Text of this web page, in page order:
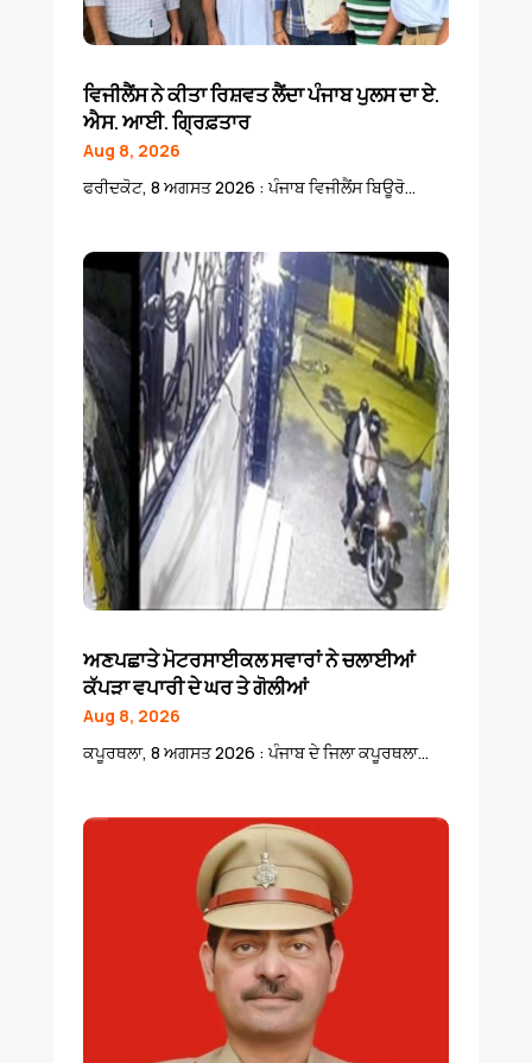
ਵਿਜੀਲੈਂਸ ਨੇ ਕੀਤਾ ਰਿਸ਼ਵਤ ਲੈਂਦਾ ਪੰਜਾਬ ਪੁਲਸ ਦਾ ਏ.
ਐਸ. ਆਈ. ਗ੍ਰਿਫ਼ਤਾਰ
Aug 8, 2026
ਫਰੀਦਕੋਟ, 8 ਅਗਸਤ 2026 : ਪੰਜਾਬ ਵਿਜੀਲੈਂਸ ਬਿਊਰੋ...
ਅਣਪਛਾਤੇ ਮੋਟਰਸਾਈਕਲ ਸਵਾਰਾਂ ਨੇ ਚਲਾਈਆਂ
ਕੱਪੜਾ ਵਪਾਰੀ ਦੇ ਘਰ ਤੇ ਗੋਲੀਆਂ
Aug 8, 2026
ਕਪੂਰਥਲਾ, 8 ਅਗਸਤ 2026 : ਪੰਜਾਬ ਦੇ ਜਿਲਾ ਕਪੂਰਥਲਾ...